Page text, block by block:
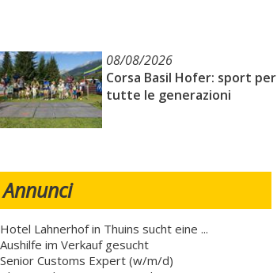
08/08/2026
Corsa Basil Hofer: sport per
tutte le generazioni
Annunci
Hotel Lahnerhof in Thuins sucht eine ...
Aushilfe im Verkauf gesucht
Senior Customs Expert (w/m/d)